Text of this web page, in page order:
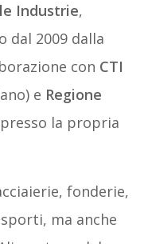
Industrie,
dal 2009 dalla
con CTI
e Regione
la propria
fonderie,
ma anche